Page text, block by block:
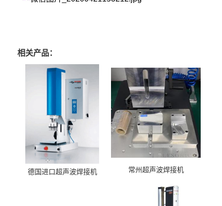
相关产品：
德国进口超声波焊接机 常州超声波焊接机